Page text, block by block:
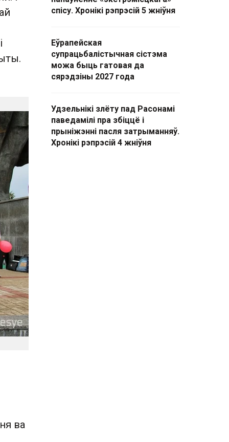
ва
спісу. Хронікі рэпрэсій 5 жніўня
Еўрапейская
супрацьбалістычная сістэма
можа быць гатовая да
сярэдзіны 2027 года
Удзельнікі злёту пад Расонамі
паведамілі пра збіццё і
прыніжэнні пасля затрыманняў.
Хронікі рэпрэсій 4 жніўня